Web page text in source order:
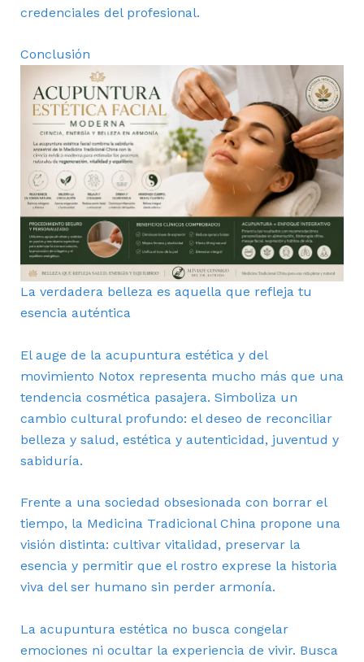
credenciales del profesional.
Conclusión
La verdadera belleza es aquella que refleja tu
esencia auténtica
El auge de la acupuntura estética y del
movimiento Notox representa mucho más que una
tendencia cosmética pasajera. Simboliza un
cambio cultural profundo: el deseo de reconciliar
belleza y salud, estética y autenticidad, juventud y
sabiduría.
Frente a una sociedad obsesionada con borrar el
tiempo, la Medicina Tradicional China propone una
visión distinta: cultivar vitalidad, preservar la
esencia y permitir que el rostro exprese la historia
viva del ser humano sin perder armonía.
La acupuntura estética no busca congelar
emociones ni ocultar la experiencia de vivir. Busca